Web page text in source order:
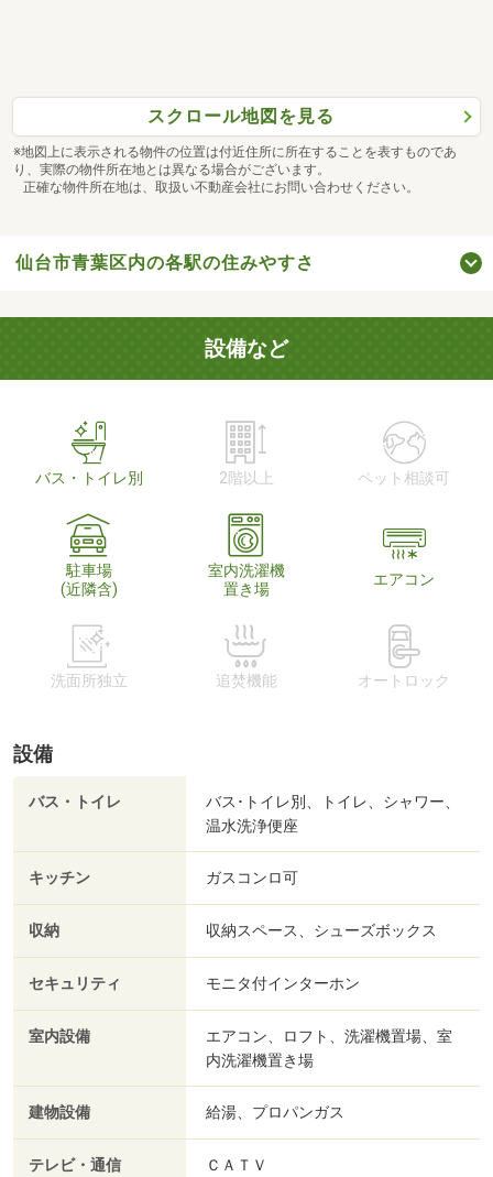
スクロール地図を見る
※地図上に表示される物件の位置は付近住所に所在することを表すものであ
り、実際の物件所在地とは異なる場合がございます。
正確な物件所在地は、取扱い不動産会社にお問い合わせください。
仙台市青葉区内の各駅の住みやすさ
設備など
バス・トイレ別 2階以上 ペット相談可
駐車場
(近隣含)
室内洗濯機
置き場
エアコン
洗面所独立 追焚機能 オートロック
設備
バス・トイレ
バス･トイレ別、トイレ、シャワー、
温水洗浄便座
キッチン ガスコンロ可
収納 収納スペース、シューズボックス
セキュリティ モニタ付インターホン
室内設備
エアコン、ロフト、洗濯機置場、室
内洗濯機置き場
建物設備 給湯、プロパンガス
テレビ・通信 ＣＡＴＶ